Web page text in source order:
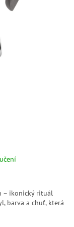
– ikonický rituál
barva a chuť, která